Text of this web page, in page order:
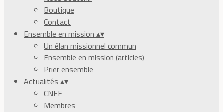
Boutique
Contact
Ensemble en mission ▴▾
Un élan missionnel commun
Ensemble en mission (articles)
Prier ensemble
Actualités ▴▾
CNEF
Membres